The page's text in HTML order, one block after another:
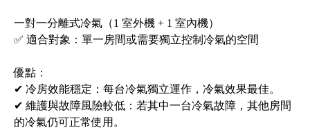
一對一分離式冷氣（1 室外機 + 1 室內機）
✅ 適合對象：單一房間或需要獨立控制冷氣的空間
優點：
✔ 冷房效能穩定：每台冷氣獨立運作，冷氣效果最佳。
✔ 維護與故障風險較低：若其中一台冷氣故障，其他房間
的冷氣仍可正常使用。